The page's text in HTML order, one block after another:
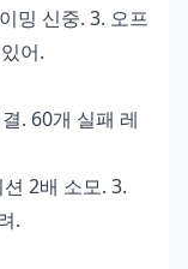
밍 신중. 3. 오프
어.
. 60개 실패 레
2배 소모. 3.
.